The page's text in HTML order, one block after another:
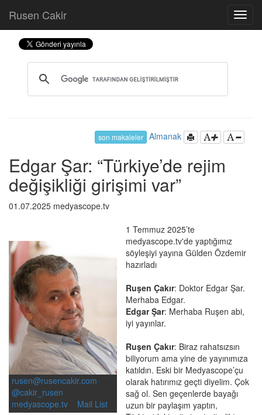
Rusen Cakir
son makaleler Almanak
Edgar Şar: “Türkiye’de rejim
değişikliği girişimi var”
01.07.2025 medyascope.tv
rusen@rusencakir.com
@cakir_rusen
medyascope.tv
Mail List
1 Temmuz 2025’te
medyascope.tv'de yaptığımız
söyleşiyi yayına Gülden Özdemir
hazırladı
Ruşen Çakır: Doktor Edgar Şar.
Merhaba Edgar.
Edgar Şar: Merhaba Ruşen abi,
iyi yayınlar.
Ruşen Çakır: Biraz rahatsızsın
biliyorum ama yine de yayınımıza
katıldın. Eski bir Medyascope’çu
olarak hatırımız geçti diyelim. Çok
sağ ol. Sen geçenlerde bayağı
uzun bir paylaşım yaptın,